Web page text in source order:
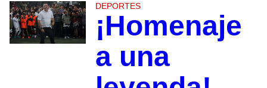
DEPORTES
¡Homenaje
a una